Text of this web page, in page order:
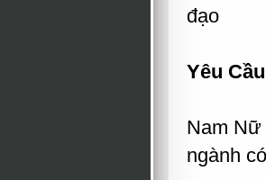
đạo
Yêu
Nam Nữ
ngành